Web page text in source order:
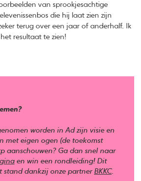
van sprookjesachtige
die hij laat zien zijn
terug over een jaar of anderhalf. Ik
resultaat te zien!
worden in Ad zijn visie en
met eigen ogen (de toekomst
aanschouwen? Ga dan snel naar
en win een rondleiding! Dit
stand dankzij onze partner BKKC.